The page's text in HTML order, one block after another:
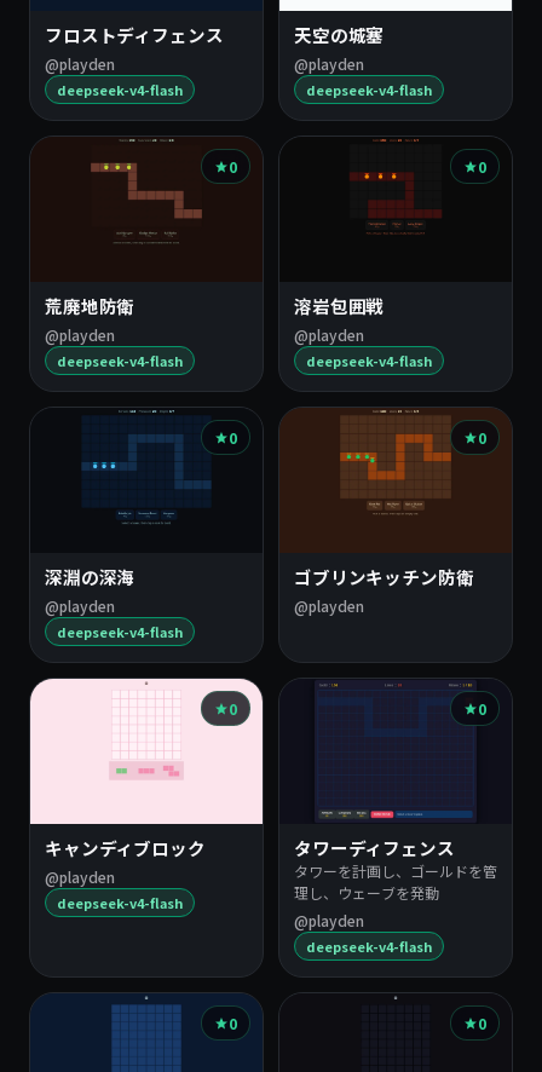
フロストディフェンス
@playden
deepseek-v4-flash
天空の城塞
@playden
deepseek-v4-flash
0
荒廃地防衛
@playden
deepseek-v4-flash
0
溶岩包囲戦
@playden
deepseek-v4-flash
0
深淵の深海
@playden
deepseek-v4-flash
0
ゴブリンキッチン防衛
@playden
0
キャンディブロック
@playden
deepseek-v4-flash
0
タワーディフェンス
タワーを計画し、ゴールドを管
理し、ウェーブを発動
@playden
deepseek-v4-flash
0 0